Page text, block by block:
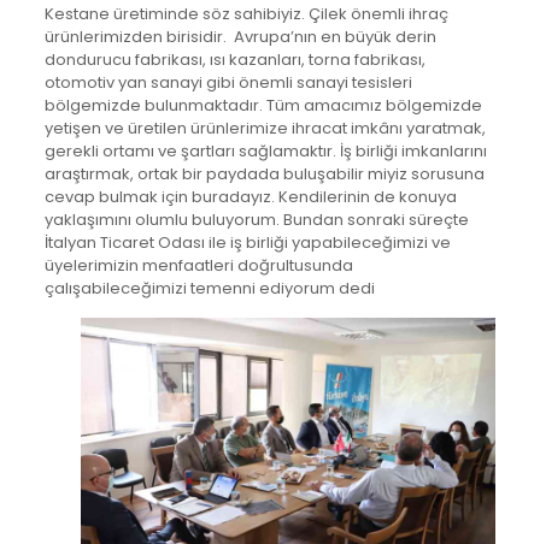
Kestane üretiminde söz sahibiyiz. Çilek önemli ihraç
ürünlerimizden birisidir. Avrupa’nın en büyük derin
dondurucu fabrikası, ısı kazanları, torna fabrikası,
otomotiv yan sanayi gibi önemli sanayi tesisleri
bölgemizde bulunmaktadır. Tüm amacımız bölgemizde
yetişen ve üretilen ürünlerimize ihracat imkânı yaratmak,
gerekli ortamı ve şartları sağlamaktır. İş birliği imkanlarını
araştırmak, ortak bir paydada buluşabilir miyiz sorusuna
cevap bulmak için buradayız. Kendilerinin de konuya
yaklaşımını olumlu buluyorum. Bundan sonraki süreçte
İtalyan Ticaret Odası ile iş birliği yapabileceğimizi ve
üyelerimizin menfaatleri doğrultusunda
çalışabileceğimizi temenni ediyorum dedi